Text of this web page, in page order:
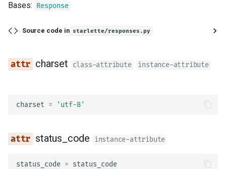
Bases: Response
Source code in starlette/responses.py
charset class-attribute instance-attribute
charset = 'utf-8'
status_code instance-attribute
status_code = status_code